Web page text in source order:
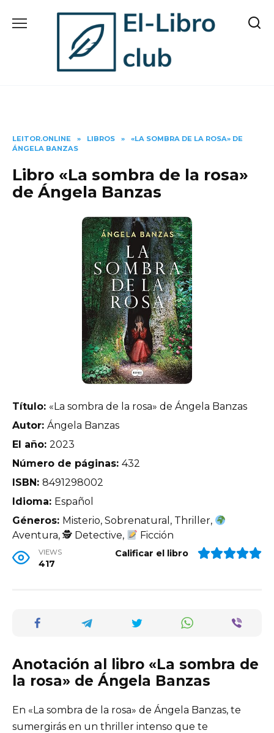
LEITOR.ONLINE » LIBROS »
«LA SOMBRA DE LA ROSA» DE
ÁNGELA BANZAS
Libro «La sombra de la rosa»
de Ángela Banzas
Título: «La sombra de la rosa» de Ángela Banzas
Autor: Ángela Banzas
El año: 2023
Número de páginas: 432
ISBN: 8491298002
Idioma: Español
Géneros: Misterio, Sobrenatural, Thriller,
Aventura, 🕵 Detective,
Ficción
VIEWS
417
Calificar el libro
Anotación al libro «La sombra de
la rosa» de Ángela Banzas
En «La sombra de la rosa» de Ángela Banzas, te
sumergirás en un thriller intenso que te